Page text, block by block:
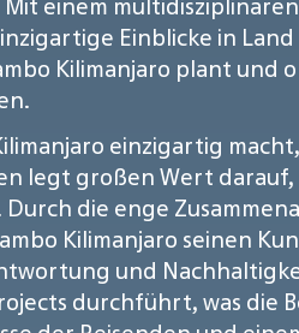
einem
Einblicke in
Kilimanjaro plant
einzigartig
legt großen Wert darauf,
die enge
Kilimanjaro seinen
und
durchführt, was